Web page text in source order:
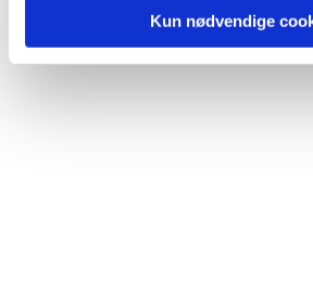
Kun nødvendige